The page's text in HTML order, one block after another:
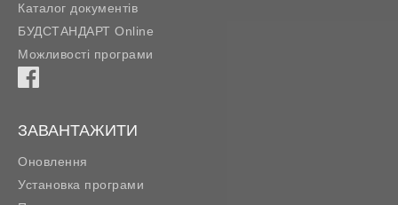
Каталог документів
БУДСТАНДАРТ Online
Можливості програми
ЗАВАНТАЖИТИ
Оновлення
Установка програми